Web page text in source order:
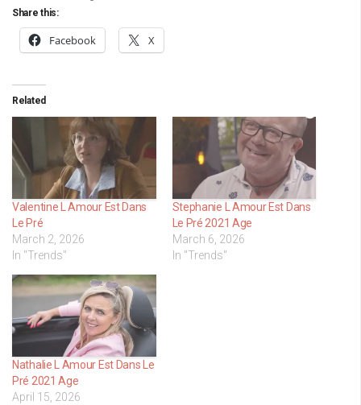
Share this:
Facebook X
Related
Valentine L Amour Est Dans
Le Pré
March 2, 2026
In "Trends"
Stephanie L Amour Est Dans
Le Pré 2021 Age
March 6, 2026
In "Trends"
Nathalie L Amour Est Dans Le
Pré 2021 Age
April 15, 2026